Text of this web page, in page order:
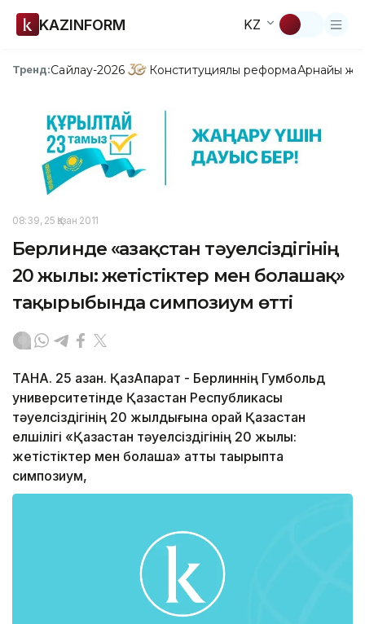
KAZINFORM KZ
Тренд:Сайлау-2026 Конституциялық реформаАрнайы
08:39, 25 Қазан 2011
Берлинде «Қазақстан тәуелсіздігінің
20 жылы: жетістіктер мен болашақ»
тақырыбында симпозиум өтті
ТАНА. 25 қазан. ҚазАқпарат - Берлиннің Гумбольд
университетінде Қазақстан Республикасы
тәуелсіздігінің 20 жылдығына орай Қазақстан
елшілігі «Қазақстан тәуелсіздігінің 20 жылы:
жетістіктер мен болашақ» атты тақырыпта
симпозиум,